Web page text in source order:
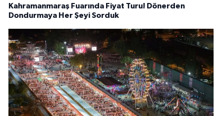
Kahramanmaraş Fuarında Fiyat Turu! Dönerden
Dondurmaya Her Şeyi Sorduk